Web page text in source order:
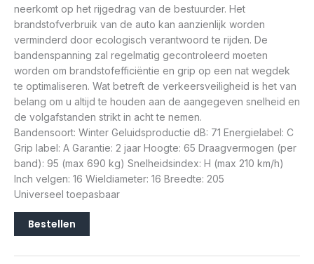
neerkomt op het rijgedrag van de bestuurder. Het
brandstofverbruik van de auto kan aanzienlijk worden
verminderd door ecologisch verantwoord te rijden. De
bandenspanning zal regelmatig gecontroleerd moeten
worden om brandstofefficiëntie en grip op een nat wegdek
te optimaliseren. Wat betreft de verkeersveiligheid is het van
belang om u altijd te houden aan de aangegeven snelheid en
de volgafstanden strikt in acht te nemen.
Bandensoort: Winter Geluidsproductie dB: 71 Energielabel: C
Grip label: A Garantie: 2 jaar Hoogte: 65 Draagvermogen (per
band): 95 (max 690 kg) Snelheidsindex: H (max 210 km/h)
Inch velgen: 16 Wieldiameter: 16 Breedte: 205
Universeel toepasbaar
Bestellen